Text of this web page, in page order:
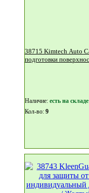
38715 Kimtech Auto Салфетки из микрофибры для
Наличие: eсть на складе
Кол-во: 9